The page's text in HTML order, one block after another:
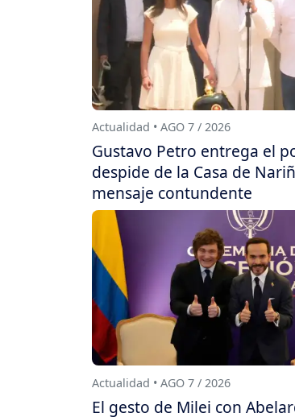
Actualidad • AGO 7 / 2026
Gustavo Petro entrega el
despide de la Casa de
mensaje contundente
Actualidad • AGO 7 / 2026
El gesto de Milei con